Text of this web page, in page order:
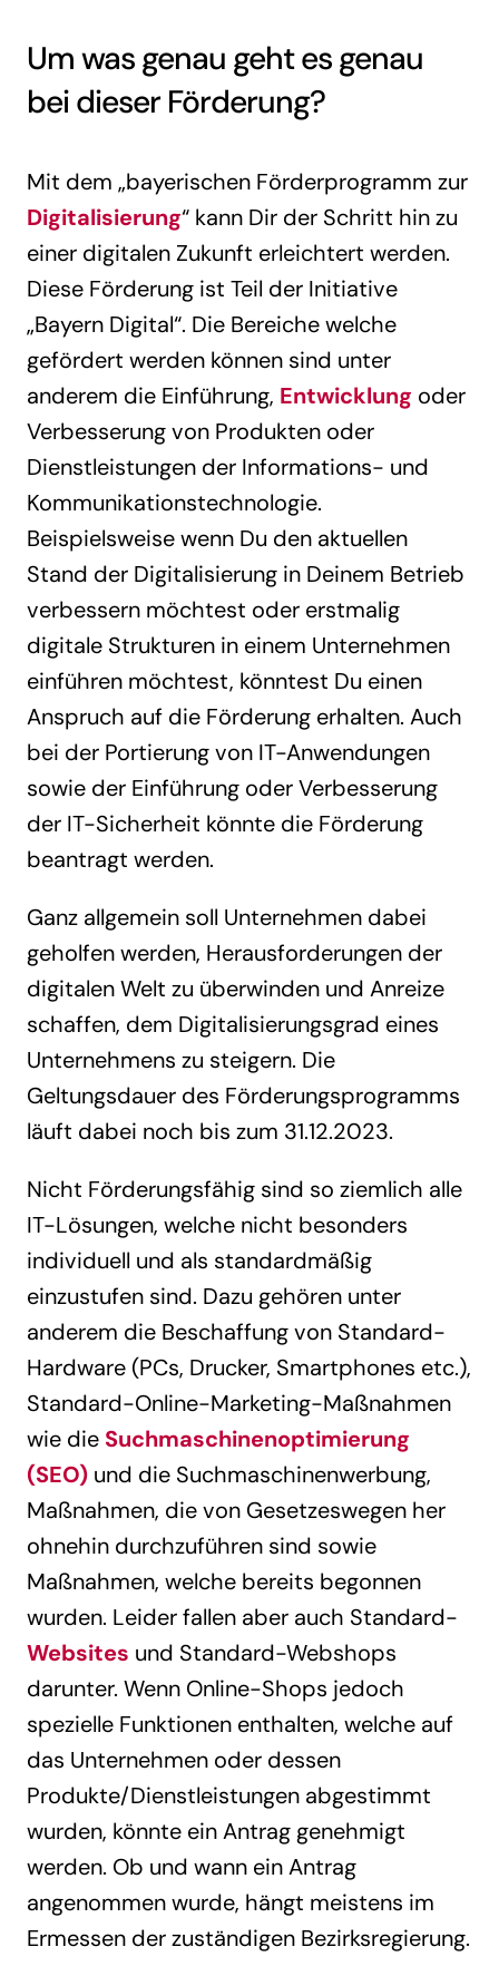
Um was genau geht es genau
bei dieser Förderung?
Mit dem „bayerischen Förderprogramm zur
Digitalisierung“ kann Dir der Schritt hin zu
einer digitalen Zukunft erleichtert werden.
Diese Förderung ist Teil der Initiative
„Bayern Digital“. Die Bereiche welche
gefördert werden können sind unter
anderem die Einführung, Entwicklung oder
Verbesserung von Produkten oder
Dienstleistungen der Informations- und
Kommunikationstechnologie.
Beispielsweise wenn Du den aktuellen
Stand der Digitalisierung in Deinem Betrieb
verbessern möchtest oder erstmalig
digitale Strukturen in einem Unternehmen
einführen möchtest, könntest Du einen
Anspruch auf die Förderung erhalten. Auch
bei der Portierung von IT-Anwendungen
sowie der Einführung oder Verbesserung
der IT-Sicherheit könnte die Förderung
beantragt werden.
Ganz allgemein soll Unternehmen dabei
geholfen werden, Herausforderungen der
digitalen Welt zu überwinden und Anreize
schaffen, dem Digitalisierungsgrad eines
Unternehmens zu steigern. Die
Geltungsdauer des Förderungsprogramms
läuft dabei noch bis zum 31.12.2023.
Nicht Förderungsfähig sind so ziemlich alle
IT-Lösungen, welche nicht besonders
individuell und als standardmäßig
einzustufen sind. Dazu gehören unter
anderem die Beschaffung von Standard-
Hardware (PCs, Drucker, Smartphones etc.),
Standard-Online-Marketing-Maßnahmen
wie die Suchmaschinenoptimierung
(SEO) und die Suchmaschinenwerbung,
Maßnahmen, die von Gesetzeswegen her
ohnehin durchzuführen sind sowie
Maßnahmen, welche bereits begonnen
wurden. Leider fallen aber auch Standard-
Websites und Standard-Webshops
darunter. Wenn Online-Shops jedoch
spezielle Funktionen enthalten, welche auf
das Unternehmen oder dessen
Produkte/Dienstleistungen abgestimmt
wurden, könnte ein Antrag genehmigt
werden. Ob und wann ein Antrag
angenommen wurde, hängt meistens im
Ermessen der zuständigen Bezirksregierung.